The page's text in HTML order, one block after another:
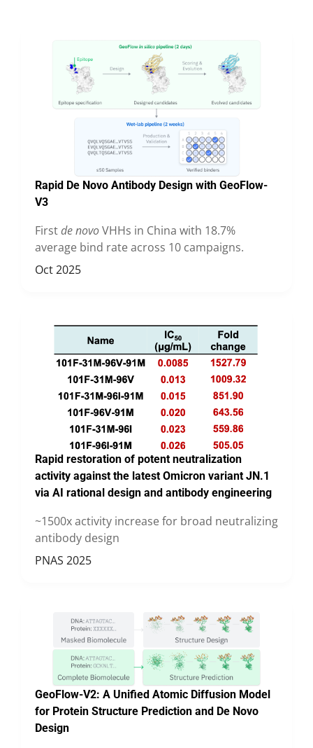
Rapid De Novo Antibody Design with GeoFlow-
V3
Firstde novoVHHs in China with 18.7%
average bind rate across 10 campaigns.
Oct 2025
Rapid restoration of potent neutralization
activity against the latest Omicron variant JN.1
via AI rational design and antibody engineering
~1500x activity increase for broad neutralizing
antibody design
PNAS 2025
GeoFlow-V2: A Unified Atomic Diffusion Model
for Protein Structure Prediction and De Novo
Design